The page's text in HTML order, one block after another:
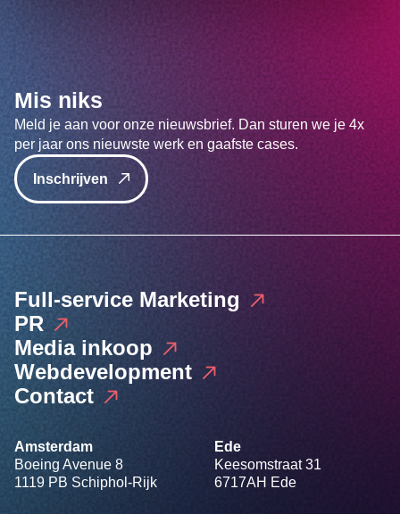
Mis niks
Meld je aan voor onze nieuwsbrief. Dan sturen we je 4x
per jaar ons nieuwste werk en gaafste cases.
Inschrijven
Full-service Marketing
PR
Media inkoop
Webdevelopment
Contact
Amsterdam
Boeing Avenue 8
1119 PB Schiphol-Rijk
Ede
Keesomstraat 31
6717AH Ede